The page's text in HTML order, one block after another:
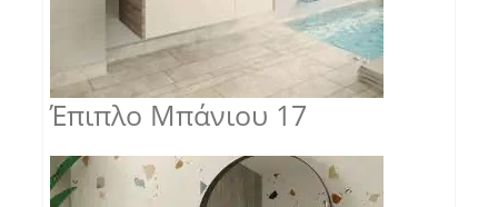
Έπιπλο Μπάνιου 17